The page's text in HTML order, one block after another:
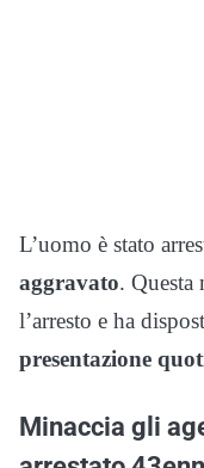
L’uomo è stato
aggravato. Questa
l’arresto e ha
presentazione
Minaccia gli